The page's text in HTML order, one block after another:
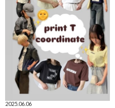
2025.06.06